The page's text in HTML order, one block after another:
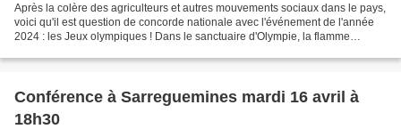
Après la colère des agriculteurs et autres mouvements sociaux dans le pays,
voici qu'il est question de concorde nationale avec l'événement de l'année
2024 : les Jeux olympiques ! Dans le sanctuaire d'Olympie, la flamme
Conférence à Sarreguemines mardi 16 avril à
18h30